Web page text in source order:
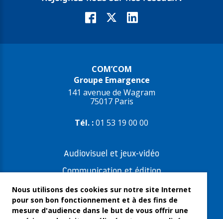
COM’COM
Groupe Emargence
141 avenue de Wagram
75017 Paris
Tél. :01 53 19 00 00
Audiovisuel et jeux-vidéo
Communication et édition
Freelances et artistes-auteurs
Musique et spectacles
Nous utilisons des cookies sur notre site Internet
pour son bon fonctionnement et à des fins de
mesure d'audience dans le but de vous offrir une